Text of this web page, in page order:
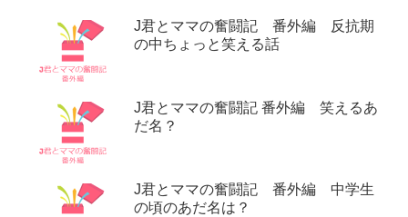
J君とママの奮闘記 番外編 反抗期
の中ちょっと笑える話
J君とママの奮闘記 番外編 笑えるあ
だ名？
J君とママの奮闘記 番外編 中学生
の頃のあだ名は？